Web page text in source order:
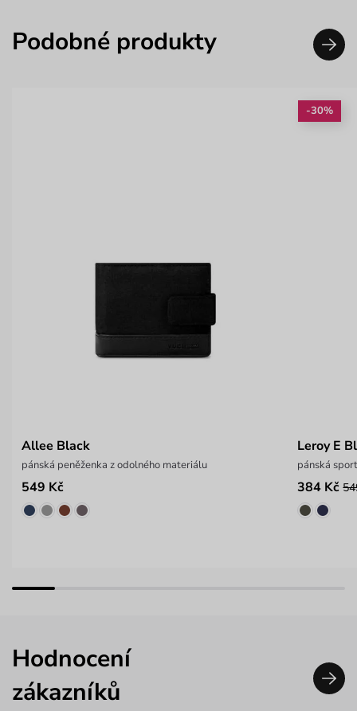
Podobné produkty
Allee Black
pánská peněženka z odolného materiálu
549 Kč
-30%
Leroy E
pánská
384 Kč
Hodnocení
zákazníků